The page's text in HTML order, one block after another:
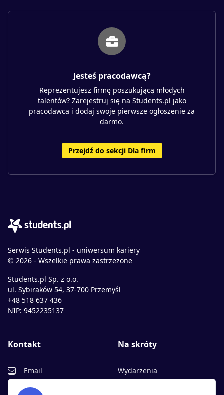
Jesteś pracodawcą?
Reprezentujesz firmę poszukującą młodych
talentów? Zarejestruj się na Students.pl jako
pracodawca i dodaj swoje pierwsze ogłoszenie za
darmo.
Przejdź do sekcji Dla firm
Serwis Students.pl - uniwersum kariery
© 2026 - Wszelkie prawa zastrzeżone
Students.pl Sp. z o.o.
ul. Sybiraków 54, 37-700 Przemyśl
+48 518 637 436
NIP: 9452235137
Kontakt
Email
Facebook
Na skróty
Wydarzenia